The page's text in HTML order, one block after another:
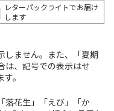
レターパックライトでお届け
します
しません。また、「夏期
は、記号での表示はせ
。
落花生」「えび」「か